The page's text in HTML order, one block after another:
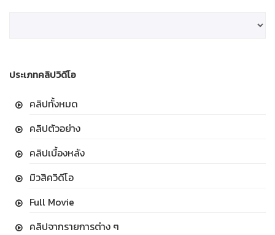
ประเภทคลิปวิดีโอ
คลิปทั้งหมด
คลิปตัวอย่าง
คลิปเบื้องหลัง
มิวสิควิดีโอ
Full Movie
คลิปจากรายการต่าง ๆ